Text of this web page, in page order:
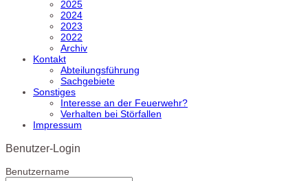
2025
2024
2023
2022
Archiv
Kontakt
Abteilungsführung
Sachgebiete
Sonstiges
Interesse an der Feuerwehr?
Verhalten bei Störfallen
Impressum
Benutzer-Login
Benutzername